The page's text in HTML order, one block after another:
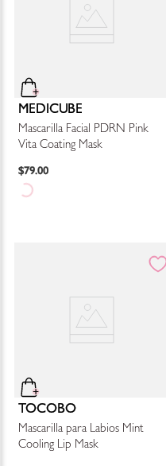
MEDICUBE
Mascarilla Facial PDRN Pink
Vita Coating Mask
$79.00
TOCOBO
Mascarilla para Labios Mint
Cooling Lip Mask